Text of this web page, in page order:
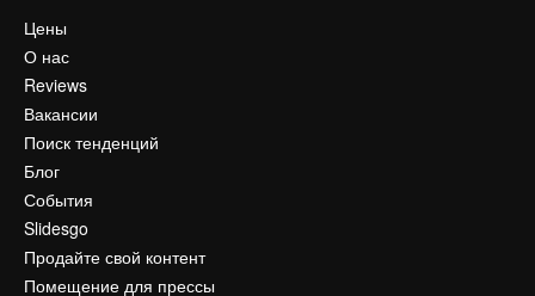
Цены
О нас
Reviews
Вакансии
Поиск тенденций
Блог
События
Slidesgo
Продайте свой контент
Помещение для прессы